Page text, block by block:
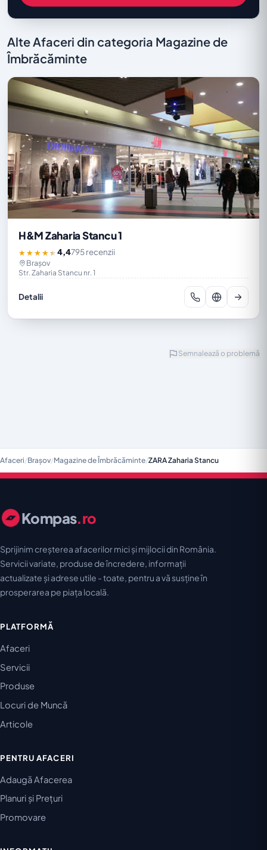
Alte Afaceri din categoria Magazine de
Îmbrăcăminte
H&M Zaharia Stancu 1
★★★★★4,4795 recenzii
Brașov
Str. Zaharia Stancu nr. 1
Detalii
Semnalează o problemă
Afaceri/Brașov/Magazine de Îmbrăcăminte/ZARA Zaharia Stancu
Kompas.ro
Sprijinim creșterea afacerilor mici și mijlocii din România.
Servicii variate, produse de încredere, informații
actualizate și adrese utile - toate, pentru a vă susține în
prosperarea pe piața locală.
PLATFORMĂ
Afaceri
Servicii
Produse
Locuri de Muncă
Articole
PENTRU AFACERI
Adaugă Afacerea
Planuri și Prețuri
Promovare